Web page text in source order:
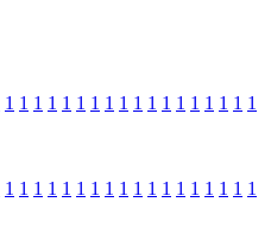
1 1 1 1 1 1 1 1 1 1 1 1 1 1 1 1 1 1
1 1 1 1 1 1 1 1 1 1 1 1 1 1 1 1 1 1